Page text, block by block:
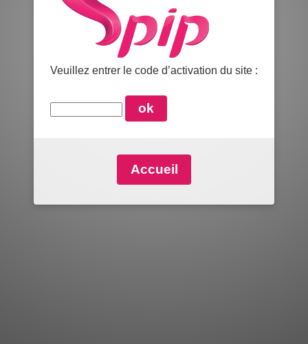
Veuillez entrer le code d’activation du site :
Accueil